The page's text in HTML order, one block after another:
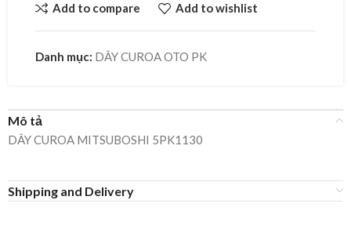
Add to compare Add to wishlist
Danh mục: DÂY CUROA OTO PK
Mô tả
DÂY CUROA MITSUBOSHI 5PK1130
Shipping and Delivery